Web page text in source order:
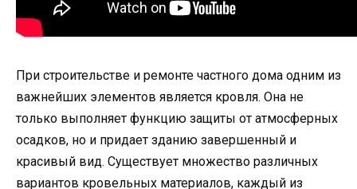
При строительстве и ремонте частного дома одним из
важнейших элементов является кровля. Она не
только выполняет функцию защиты от атмосферных
осадков, но и придает зданию завершенный и
красивый вид. Существует множество различных
вариантов кровельных материалов, каждый из